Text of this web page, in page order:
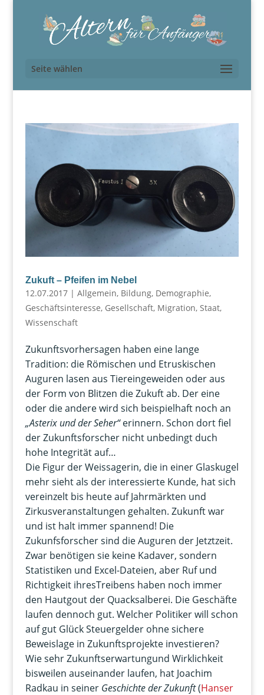
Seite wählen
Zukuft – Pfeifen im Nebel
12.07.2017| Allgemein, Bildung, Demographie,
Geschäftsinteresse, Gesellschaft, Migration, Staat,
Wissenschaft
Zukunftsvorhersagen haben eine lange
Tradition: die Römischen und Etruskischen
Auguren lasen aus Tiereingeweiden oder aus
der Form von Blitzen die Zukuft ab. Der eine
oder die andere wird sich beispielhaft noch an
„Asterix und der Seher“erinnern. Schon dort fiel
der Zukunftsforscher nicht unbedingt duch
hohe Integrität auf…
Die Figur der Weissagerin, die in einer Glaskugel
mehr sieht als der interessierte Kunde, hat sich
vereinzelt bis heute auf Jahrmärkten und
Zirkusveranstaltungen gehalten. Zukunft war
und ist halt immer spannend! Die
Zukunfsforscher sind die Auguren der Jetztzeit.
Zwar benötigen sie keine Kadaver, sondern
Statistiken und Excel-Dateien, aber Ruf und
Richtigkeit ihresTreibens haben noch immer
den Hautgout der Quacksalberei. Die Geschäfte
laufen dennoch gut. Welcher Politiker will schon
auf gut Glück Steuergelder ohne sichere
Beweislage in Zukunftsprojekte investieren?
Wie sehr Zukunftserwartungund Wirklichkeit
bisweilen auseinander laufen, hat Joachim
Radkau in seiner Geschichte der Zukunft(Hanser